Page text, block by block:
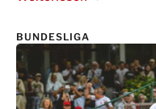
BUNDESLIGA